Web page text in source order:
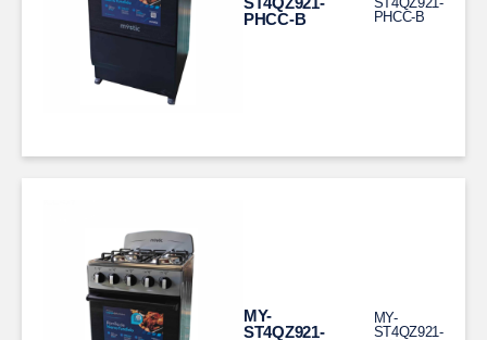
PHCC-B
PHCC-B
MY-
ST4QZ921-
MY-
ST4QZ921-